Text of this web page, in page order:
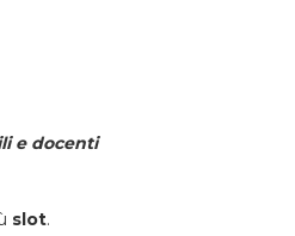
e docenti
slot.